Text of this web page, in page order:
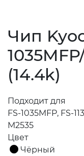
Чип
(14.4k)
Подходит для
FS-1035MFP, FS-
M2535
Цвет
Чёрный